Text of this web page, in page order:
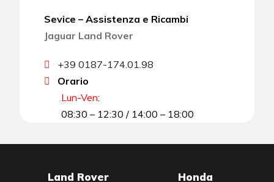
Sevice – Assistenza e Ricambi
Jaguar Land Rover
+39 0187-174.01.98
Orario
Lun-Ven:
08:30 – 12:30 / 14:00 – 18:00
Land Rover Honda